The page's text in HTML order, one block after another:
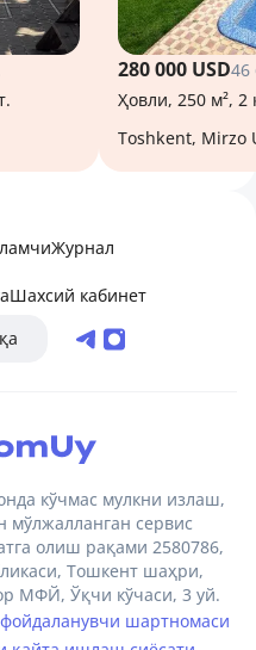
280 000 USD46
Ҳовли, 250 м², 2
Toshkent,
Журнал
Шахсий кабинет
кўчмас мулкни излаш,
мўлжалланган сервис
олиш рақами 2580786,
Тошкент шаҳри,
МФЙ, Ўқчи кўчаси, 3 уй.
фойдаланувчи шартномаси